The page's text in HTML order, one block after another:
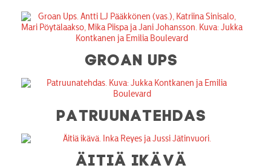
GROAN UPS
PATRUUNATEHDAS
ÄITIÄ IKÄVÄ